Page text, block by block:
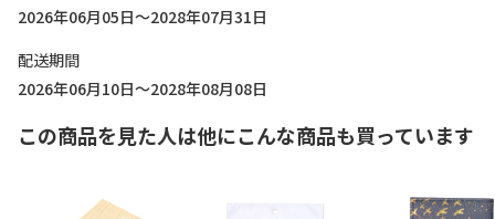
2026年06月05日～2028年07月31日
配送期間
2026年06月10日～2028年08月08日
この商品を見た人は他にこんな商品も買っています